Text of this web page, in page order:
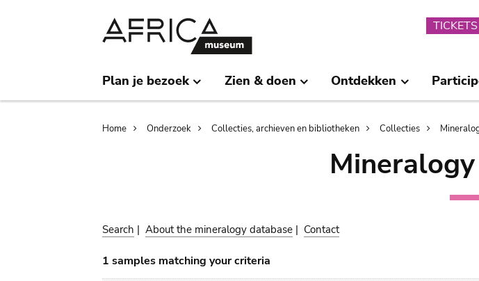
TICKETS
Plan je bezoek Zien & doen Ontdekken
Breadcrumb
Home Onderzoek Collecties, archieven en bibliotheken Collecties
Search | About the mineralogy database | Contact
1 samples matching your criteria